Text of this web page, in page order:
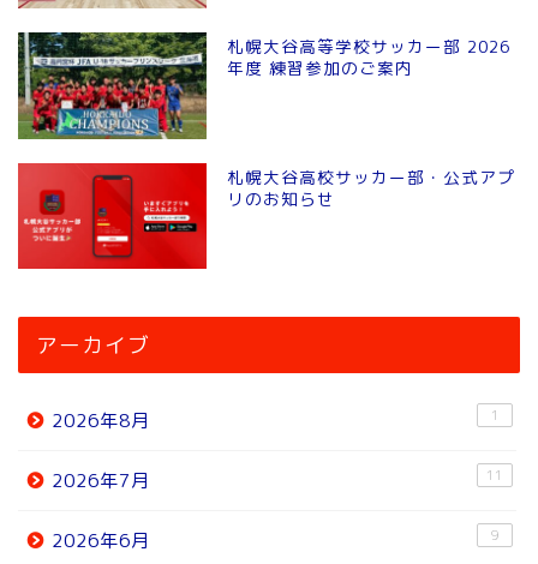
札幌大谷高等学校サッカー部 2026
年度 練習参加のご案内
札幌大谷高校サッカー部・公式アプ
リのお知らせ
アーカイブ
2026年8月 1
2026年7月 11
2026年6月 9